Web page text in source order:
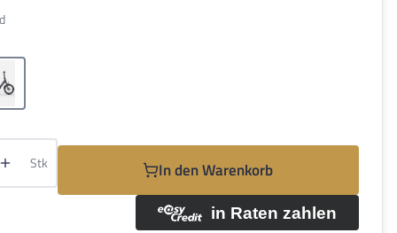
Gib den gewünschten Wert ein
Stk In den Warenkorb